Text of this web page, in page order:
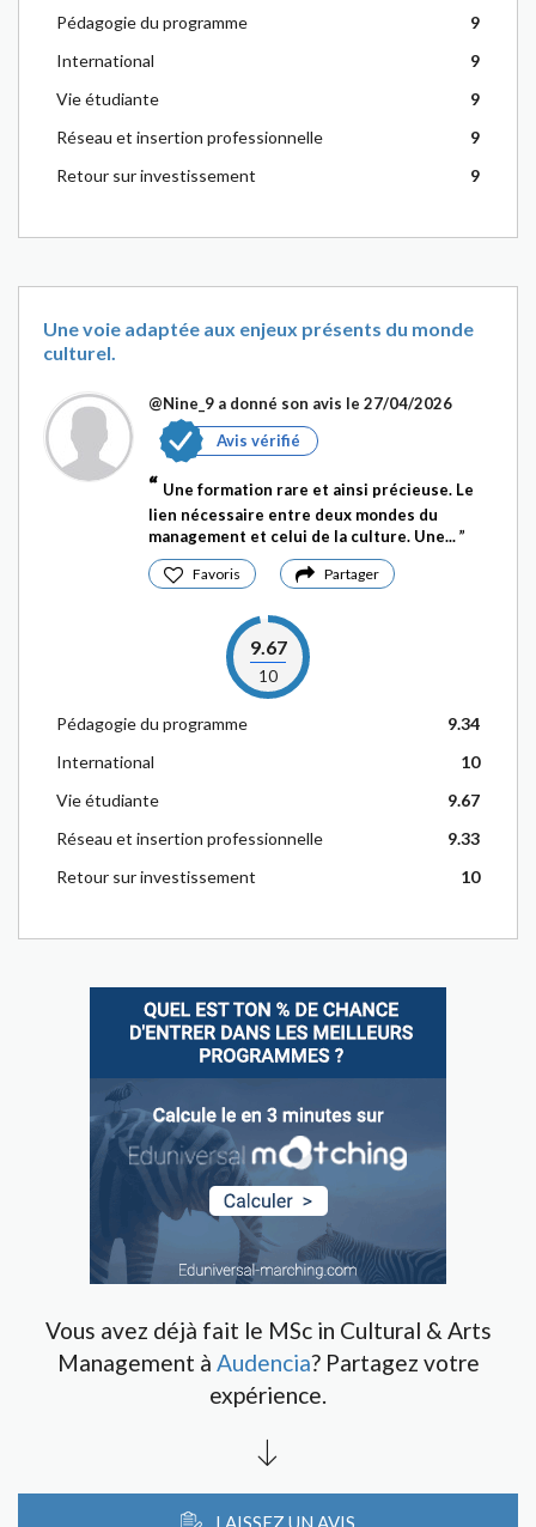
Pédagogie du programme
9
International
9
Vie étudiante
9
Réseau et insertion professionnelle
9
Retour sur investissement
9
Une voie adaptée aux enjeux présents du monde
culturel.
@Nine_9 a donné son avis le 27/04/2026
Avis vérifié
Une formation rare et ainsi précieuse. Le
lien nécessaire entre deux mondes du
management et celui de la culture. Une...
Favoris Partager
9.67
10
Pédagogie du programme
9.34
International
10
Vie étudiante
9.67
Réseau et insertion professionnelle
9.33
Retour sur investissement
10
Vous avez déjà fait le MSc in Cultural & Arts
Management à Audencia? Partagez votre
expérience.
LAISSEZ UN AVIS